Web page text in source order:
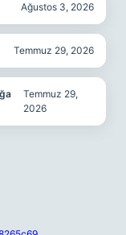
Ağustos 3, 2026
Temmuz 29, 2026
Temmuz 29,
2026